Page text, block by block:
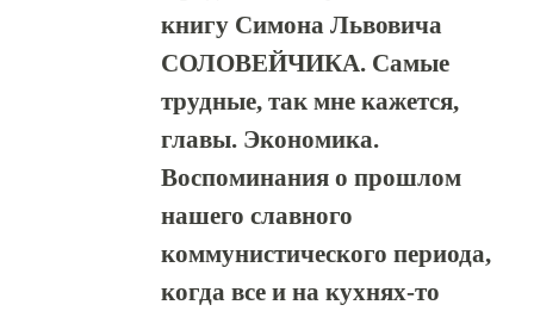
книгу Симона Львовича
СОЛОВЕЙЧИКА. Самые
трудные, так мне кажется,
главы. Экономика.
Воспоминания о прошлом
нашего славного
коммунистического периода,
когда все и на кухнях-то